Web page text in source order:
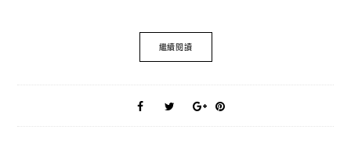
繼續閱讀